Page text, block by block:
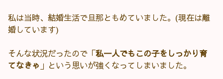
私は当時、結婚生活で旦那ともめていました。(現在は離
婚しています)
そんな状況だったので「私一人でもこの子をしっかり育
てなきゃ 」という思いが強くなってしまいました。